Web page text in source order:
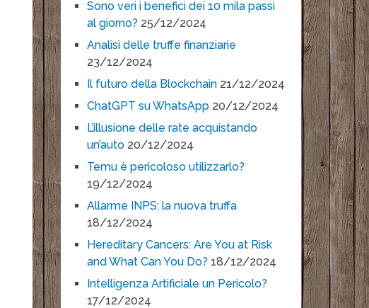
Sono veri i benefici dei 10 mila passi
al giorno? 25/12/2024
Analisi delle truffe finanziarie
23/12/2024
Il futuro della Blockchain 21/12/2024
ChatGPT su WhatsApp 20/12/2024
L’illusione delle rate acquistando
un’auto 20/12/2024
Temu è pericoloso utilizzarlo?
19/12/2024
Allarme INPS: la nuova truffa
18/12/2024
Hereditary Cancers: Are You at Risk
and What Can You Do? 18/12/2024
Intelligenza Artificiale un Pericolo?
17/12/2024